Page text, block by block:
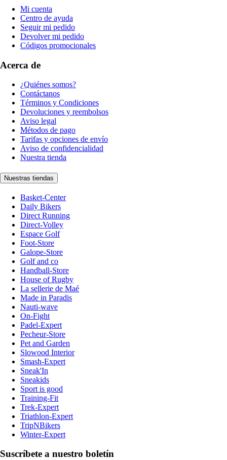
Mi cuenta
Centro de ayuda
Seguir mi pedido
Devolver mi pedido
Códigos promocionales
Acerca de
¿Quiénes somos?
Contáctanos
Términos y Condiciones
Devoluciones y reembolsos
Aviso legal
Métodos de pago
Tarifas y opciones de envío
Aviso de confidencialidad
Nuestra tienda
Nuestras tiendas
Basket-Center
Daily Bikers
Direct Running
Direct-Volley
Espace Golf
Foot-Store
Galope-Store
Golf and co
Handball-Store
House of Rugby
La sellerie de Maé
Made in Paradis
Nauti-wave
On-Fight
Padel-Expert
Pecheur-Store
Pet and Garden
Slowood Interior
Smash-Expert
Sneak'In
Sneakids
Sport is good
Training-Fit
Trek-Expert
Triathlon-Expert
TripNBikers
Winter-Expert
Suscríbete a nuestro boletín